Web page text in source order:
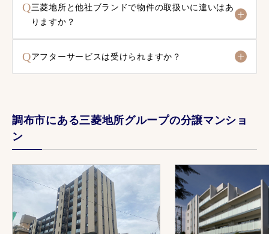
Q三菱地所と他社ブランドで物件の取扱いに違いはあ
りますか？
Qアフターサービスは受けられますか？
調布市にある三菱地所グループの分譲マンショ
ン